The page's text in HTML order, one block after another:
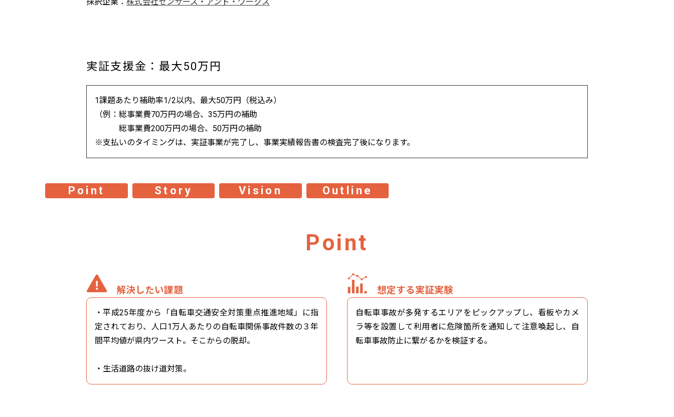
実証支援金：最大50万円
1課題あたり補助率1/2以内、最大50万円（税込み）
（例：総事業費70万円の場合、35万円の補助
総事業費200万円の場合、50万円の補助
※支払いのタイミングは、実証事業が完了し、事業実績報告書の検査完了後になります。
Point Story Vision Outline
Point
解決したい課題
・平成25年度から「自転車交通安全対策重点推進地域」に指
定されており、人口1万人あたりの自転車関係事故件数の３年
間平均値が県内ワースト。そこからの脱却。
・生活道路の抜け道対策。
想定する実証実験
自転車事故が多発するエリアをピックアップし、看板やカメ
ラ等を設置して利用者に危険箇所を通知して注意喚起し、自
転車事故防止に繋がるかを検証する。